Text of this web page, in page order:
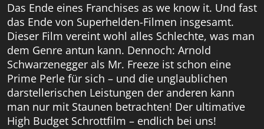
Das Ende eines Franchises as we know it. Und fast
das Ende von Superhelden-Filmen insgesamt.
Dieser Film vereint wohl alles Schlechte, was man
dem Genre antun kann. Dennoch: Arnold
Schwarzenegger als Mr. Freeze ist schon eine
Prime Perle für sich – und die unglaublichen
darstellerischen Leistungen der anderen kann
man nur mit Staunen betrachten! Der ultimative
High Budget Schrottfilm – endlich bei uns!